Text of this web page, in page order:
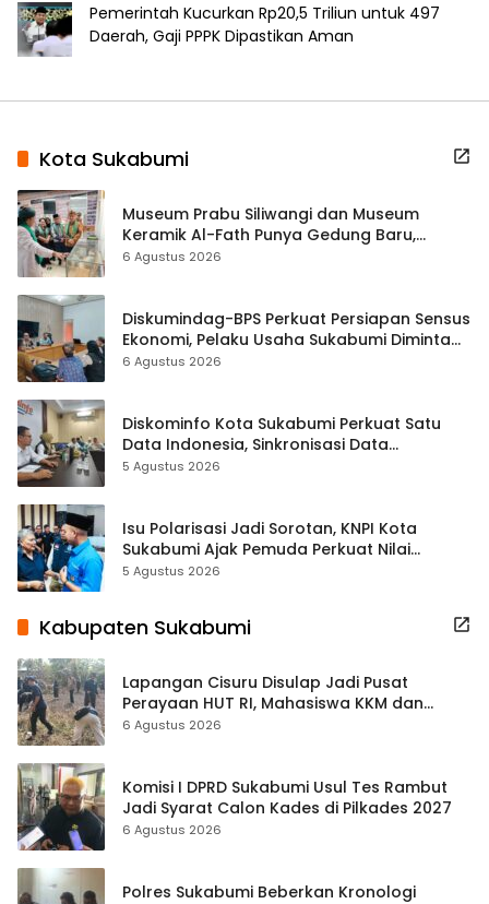
Pemerintah Kucurkan Rp20,5 Triliun untuk 497
Daerah, Gaji PPPK Dipastikan Aman
Kota Sukabumi
Museum Prabu Siliwangi dan Museum
Keramik Al-Fath Punya Gedung Baru,
Hampir 500 Koleksi Dipisahkan
6 Agustus 2026
Diskumindag-BPS Perkuat Persiapan Sensus
Ekonomi, Pelaku Usaha Sukabumi Diminta
Terbuka Beri Data
6 Agustus 2026
Diskominfo Kota Sukabumi Perkuat Satu
Data Indonesia, Sinkronisasi Data
Kewilayahan Dikebut
5 Agustus 2026
Isu Polarisasi Jadi Sorotan, KNPI Kota
Sukabumi Ajak Pemuda Perkuat Nilai
Kebangsaan
5 Agustus 2026
Kabupaten Sukabumi
Lapangan Cisuru Disulap Jadi Pusat
Perayaan HUT RI, Mahasiswa KKM dan
Warga Satukan Tenaga
6 Agustus 2026
Komisi I DPRD Sukabumi Usul Tes Rambut
Jadi Syarat Calon Kades di Pilkades 2027
6 Agustus 2026
Polres Sukabumi Beberkan Kronologi